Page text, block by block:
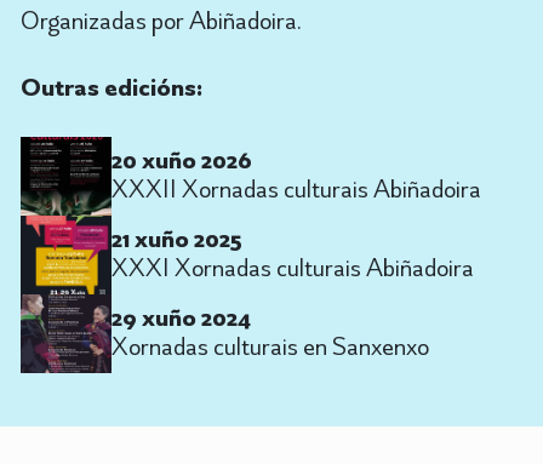
Organizadas por Abiñadoira.
Outras edicións:
20 xuño 2026
XXXII Xornadas culturais Abiñadoira
21 xuño 2025
XXXI Xornadas culturais Abiñadoira
29 xuño 2024
Xornadas culturais en Sanxenxo